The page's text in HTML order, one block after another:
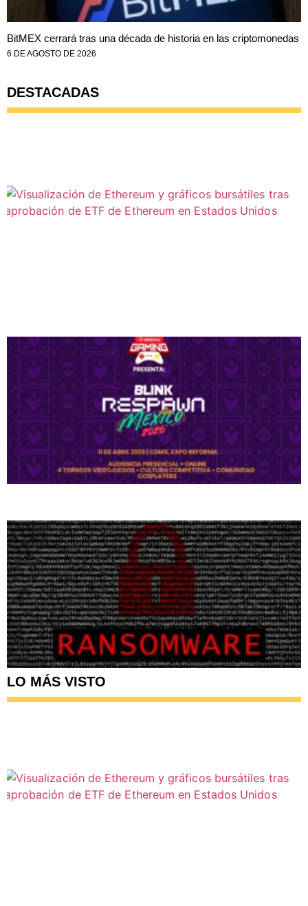
BitMEX cerrará tras una década de historia en las criptomonedas
6 DE AGOSTO DE 2026
DESTACADAS
LO MÁS VISTO